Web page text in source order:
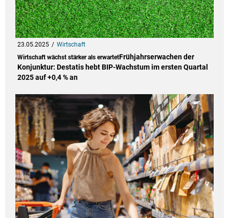
23.05.2025
Wirtschaft
Wirtschaft wächst stärker als erwartetFrühjahrserwachen der
Konjunktur: Destatis hebt BIP-Wachstum im ersten Quartal
2025 auf +0,4 % an